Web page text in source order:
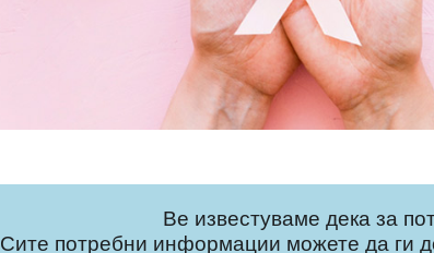
Ве известуваме дека за
Сите потребни информации можете да ги